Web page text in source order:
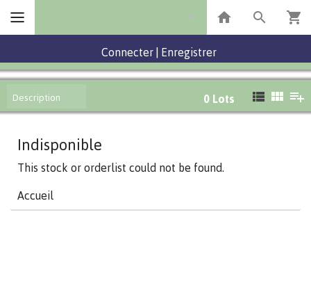
Connecter Enregistrer
Description 0 Lots
Indisponible
This stock or orderlist could not be found.
Accueil